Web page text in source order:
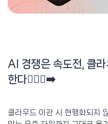
AI 경쟁은 속도전, 클
한다🏃🏻‍♀️‍➡️
클라우드 이관 시 현행화되지